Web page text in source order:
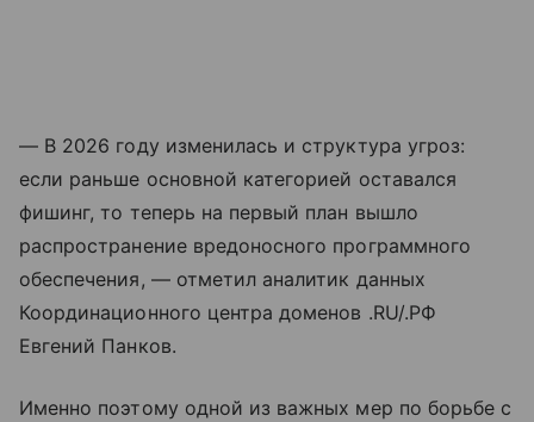
— В 2026 году изменилась и структура угроз:
если раньше основной категорией оставался
фишинг, то теперь на первый план вышло
распространение вредоносного программного
обеспечения, — отметил аналитик данных
Координационного центра доменов .RU/.РФ
Евгений Панков.
Именно поэтому одной из важных мер по борьбе с